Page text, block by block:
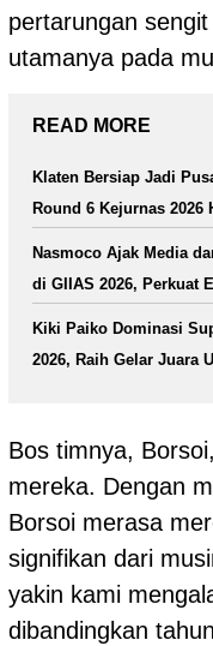
pertarungan
utamanya pada
READ MORE
Klaten Bersiap Jadi
Round 6 Kejurnas 2026
Nasmoco Ajak Media
di GIIAS 2026, Perkuat
Kiki Paiko Dominasi
2026, Raih Gelar Juara
Bos timnya,
mereka. Dengan
Borsoi merasa
signifikan dari
yakin kami
dibandingkan